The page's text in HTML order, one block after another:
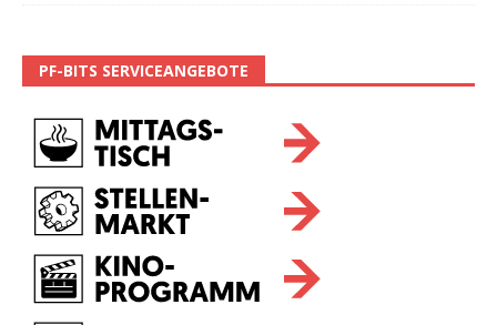
PF-BITS SERVICEANGEBOTE